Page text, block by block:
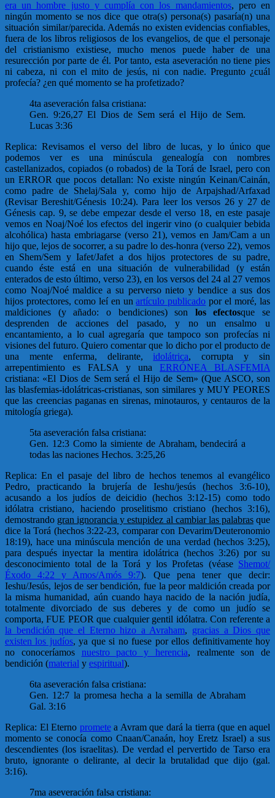
era un hombre justo y cumplía con los mandamientos, pero en
ningún momento se nos dice que otra(s) persona(s) pasaría(n) una
situación similar/parecida. Además no existen evidencias confiables,
fuera de los libros religiosos de los evangelios, de que el personaje
del cristianismo existiese, mucho menos puede haber de una
resurección por parte de él. Por tanto, esta aseveración no tiene pies
ni cabeza, ni con el mito de jesús, ni con nadie. Pregunto ¿cuál
profecía? ¿en qué momento se ha profetizado?
4ta aseveración falsa cristiana:
Gen. 9:26,27 El Dios de Sem será el Hijo de Sem.
Lucas 3:36
Replica: Revisamos el verso del libro de lucas, y lo único que
podemos ver es una minúscula genealogía con nombres
castellanizados, copiados (o robados) de la Torá de Israel, pero con
un ERROR que pocos detallan: No existe ningún Keinan/Cainán,
como padre de Shelaj/Sala y, como hijo de Arpajshad/Arfaxad
(Revisar Bereshit/Génesis 10:24). Para leer los versos 26 y 27 de
Génesis cap. 9, se debe empezar desde el verso 18, en este pasaje
vemos en Noaj/Noé los efectos del ingerir vino (o cualquier bebida
alcohólica) hasta embriagarse (verso 21), vemos en Jam/Cam a un
hijo que, lejos de socorrer, a su padre lo des-honra (verso 22), vemos
en Shem/Sem y Iafet/Jafet a dos hijos protectores de su padre,
cuando éste está en una situación de vulnerabilidad (y están
enterados de esto último, verso 23), en los versos del 24 al 27 vemos
como Noaj/Noé maldice a su perverso nieto y bendice a sus dos
hijos protectores, como leí en unartículo publicado por el moré, las
maldiciones (y añado: o bendiciones) son los efectosque se
desprenden de acciones del pasado, y no un ensalmo u
encantamiento, a lo cual agregaría que tampoco son profecías ni
visiones del futuro. Quiero comentar que lo dicho por el producto de
una mente enferma, delirante, idolátrica, corrupta y sin
arrepentimiento es FALSA y una ERRÓNEA BLASFEMIA
cristiana: «El Dios de Sem será el Hijo de Sem» (Que ASCO, son
las blasfemias-idolátricas-cristianas, son similares y MUY PEORES
que las creencias paganas en sirenas, minotauros, y centauros de la
mitología griega).
5ta aseveración falsa cristiana:
Gen. 12:3 Como la simiente de Abraham, bendecirá a
todas las naciones Hechos. 3:25,26
Replica: En el pasaje del libro de hechos tenemos al evangélico
Pedro, practicando la brujería de Ieshu/jesús (hechos 3:6-10),
acusando a los judíos de deicidio (hechos 3:12-15) como todo
idólatra cristiano, haciendo proselitismo cristiano (hechos 3:16),
demostrando gran ignorancia y estupidez al cambiar las palabrasque
dice la Torá (hechos 3:22-23, comparar con Devarim/Deuteronomio
18:19), hace una minúscula mención de una verdad (hechos 3:25),
para después inyectar la mentira idolátrica (hechos 3:26) por su
desconocimiento total de la Torá y los Profetas (véase Shemot/
Éxodo 4:22 y Amos/Amós 9:7). Que pena tener que decir:
Ieshu/Jesús, lejos de ser bendición, fue la peor maldición creada por
la misma humanidad, aún cuando haya nacido de la nación judía,
totalmente divorciado de sus deberes y de como un judío se
comporta, FUE PEOR que cualquier gentil idólatra. Con referente a
la bendición que el Eterno hizo a Avraham, gracias a Dios que
existen los judíos, ya que si no fuese por ellos definitivamente hoy
no conoceríamos nuestro pacto y herencia, realmente son de
bendición (material y espiritual).
6ta aseveración falsa cristiana:
Gen. 12:7 la promesa hecha a la semilla de Abraham
Gal. 3:16
Replica: El Eterno prometea Avram que dará la tierra (que en aquel
momento se conocía como Cnaan/Canaán, hoy Eretz Israel) a sus
descendientes (los israelitas). De verdad el pervertido de Tarso era
bruto, ignorante o delirante, al decir la brutalidad que dijo (gal.
3:16).
7ma aseveración falsa cristiana: